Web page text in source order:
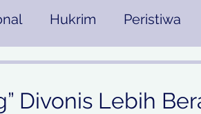
Hukrim Peristiwa
Divonis Lebih